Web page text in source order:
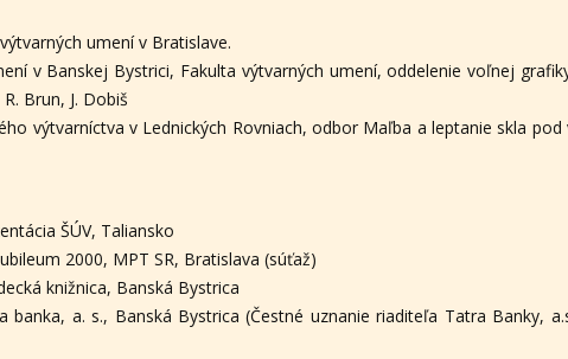
umení v Bratislave.
v Banskej Bystrici, Fakulta výtvarných umení, oddelenie voľnej
Brun, J. Dobiš
výtvarníctva v Lednických Rovniach, odbor Maľba a leptanie skla
ŠÚV, Taliansko
2000, MPT SR, Bratislava (súťaž)
knižnica, Banská Bystrica
banka, a. s., Banská Bystrica (Čestné uznanie riaditeľa Tatra Banky,